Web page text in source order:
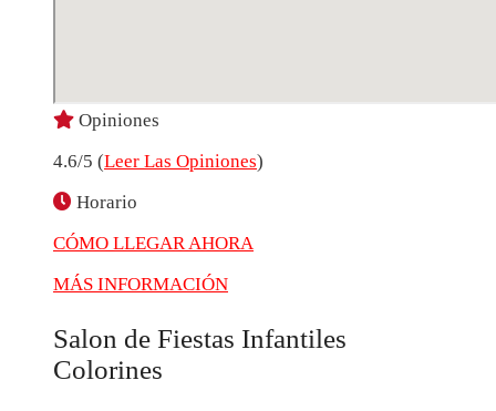
Opiniones
4.6/5 (Leer Las Opiniones)
Horario
CÓMO LLEGAR AHORA
MÁS INFORMACIÓN
Salon de Fiestas Infantiles
Colorines